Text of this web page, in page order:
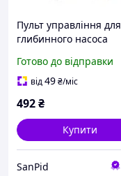
Пульт управління для
глибинного насоса
(2,5 SDm, 3 SDm)
Готово до відправки
від49₴/міс
492₴
Купити
SanPid